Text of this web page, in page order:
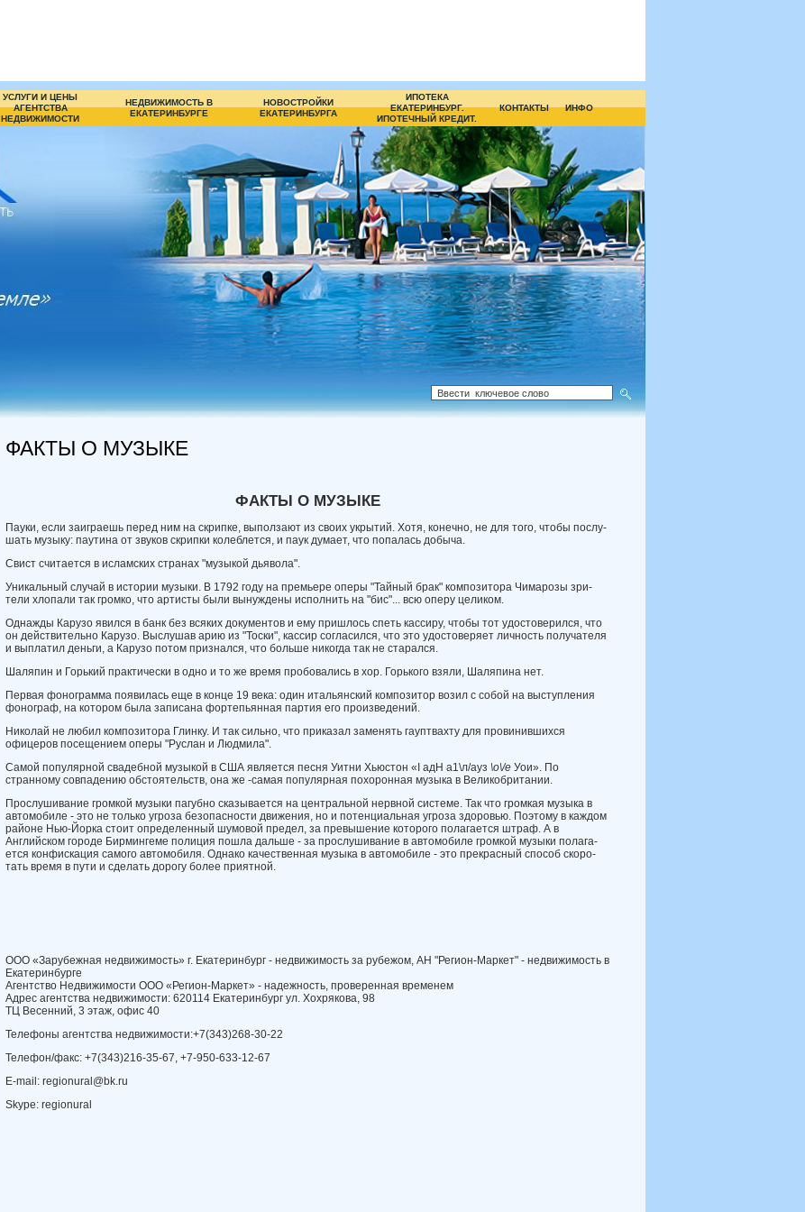
УСЛУГИ И ЦЕНЫ
АГЕНТСТВА
НЕДВИЖИМОСТИ
НЕДВИЖИМОСТЬ В
ЕКАТЕРИНБУРГЕ
НОВОСТРОЙКИ
ЕКАТЕРИНБУРГА
ИПОТЕКА
ЕКАТЕРИНБУРГ.
ИПОТЕЧНЫЙ КРЕДИТ.
КОНТАКТЫ ИНФО
ФАКТЫ О МУЗЫКЕ
ФАКТЫ О МУЗЫКЕ
Пауки, если заиграешь перед ним на скрипке, выползают из своих укрытий. Хотя, конечно, не для того, чтобы послу­
шать музыку: паутина от звуков скрип­ки колеблется, и паук думает, что попа­лась добыча.
Свист считается в исламских странах "музыкой дьявола".
Уникальный случай в истории музы­ки. В 1792 году на премьере оперы "Тай­ный брак" композитора Чимарозы зри­
тели хлопали так громко, что артисты были вынуждены исполнить на "бис"... всю оперу целиком.
Однажды Карузо явился в банк без всяких документов и ему пришлось спеть кассиру, чтобы тот удостоверился, что
он действительно Карузо. Выслушав арию из "Тоски", кассир согласился, что это удостоверяет личность получателя
и выплатил деньги, а Карузо потом при­знался, что больше никогда так не ста­рался.
Шаляпин и Горький практически в одно и то же время пробовались в хор. Горького взяли, Шаляпина нет.
Первая фонограмма появилась еще в конце 19 века: один итальянский ком­позитор возил с собой на выступления
фонограф, на котором была записана фортепьянная партия его произведений.
Николай не любил композитора Глинку. И так сильно, что приказал за­менять гауптвахту для провинившихся
офицеров посещением оперы "Руслан и Людмила".
Самой популярной свадебной музы­кой в США является песня Уитни Хьюс­тон «I адН а1\л/ауз \о\/е Уои». По
странному совпадению обстоятельств, она же -самая популярная похоронная музыка в Великобритании.
Прослушивание громкой музыки па­губно сказывается на центральной не­рвной системе. Так что громкая музыка в
автомобиле - это не только угроза безопасности движения, но и потенци­альная угроза здоровью. Поэтому в каж­дом
районе Нью-Йорка стоит опреде­ленный шумовой предел, за превыше­ние которого полагается штраф. А в
Английском городе Бирмингеме поли­ция пошла дальше - за прослушивание в автомобиле громкой музыки полага­
ется конфискация самого автомобиля. Однако качественная музыка в автомо­биле - это прекрасный способ скоро­
тать время в пути и сделать дорогу бо­лее приятной.
ООО «Зарубежная недвижимость» г. Екатеринбург - недвижимость за рубежом, АН "Регион-Маркет" - недвижимость в
Екатеринбурге
Агентство Недвижимости ООО «Регион-Маркет» - надежность, проверенная временем
Адрес агентства недвижимости: 620114 Екатеринбург ул. Хохрякова, 98
ТЦ Весенний, 3 этаж, офис 40
Телефоны агентства недвижимости:+7(343)268-30-22
Телефон/факс: +7(343)216-35-67, +7-950-633-12-67
E-mail: regionural@bk.ru
Skype: regionural